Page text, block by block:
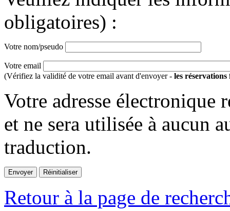
obligatoires) :
Votre nom/pseudo
Votre email
(Vérifiez la validité de votre email avant d'envoyer - les réservations
Votre adresse électronique
et ne sera utilisée à aucun
traduction.
Retour à la page de